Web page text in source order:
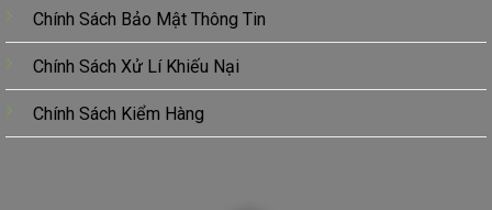
Chính Sách Bảo Mật Thông Tin
Chính Sách Xử Lí Khiếu Nại
Chính Sách Kiểm Hàng